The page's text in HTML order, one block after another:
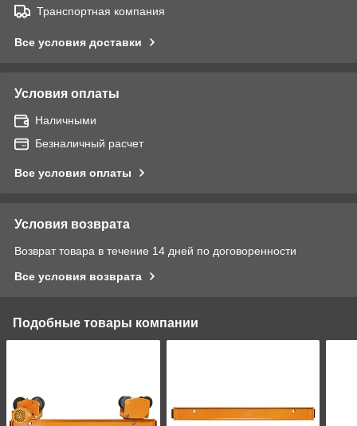
Транспортная компания
Все условия доставки
Условия оплаты
Наличными
Безналичный расчет
Все условия оплаты
Условия возврата
Возврат товара в течение 14 дней по договоренности
Все условия возврата
Подобные товары компании